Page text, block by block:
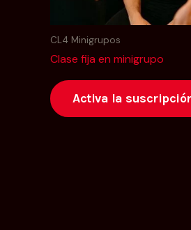
CL4 Minigrupos
Clase fija en minigrupo
Activa la